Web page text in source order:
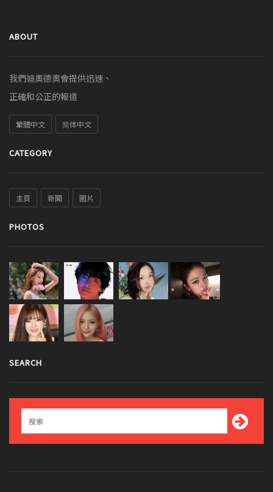
ABOUT
我們迪奧德奧會提供迅速、
正確和公正的報道
繁體中文 简体中文
CATEGORY
主頁 新聞 圖片
PHOTOS
SEARCH